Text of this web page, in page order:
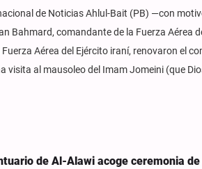
de Noticias Ahlul-Bait (PB) —con
Bahmard, comandante de la Fuerza Aérea
Aérea del Ejército iraní, renovaron el
visita al mausoleo del Imam Jomeini (que
de Al-Alawi acoge ceremonia